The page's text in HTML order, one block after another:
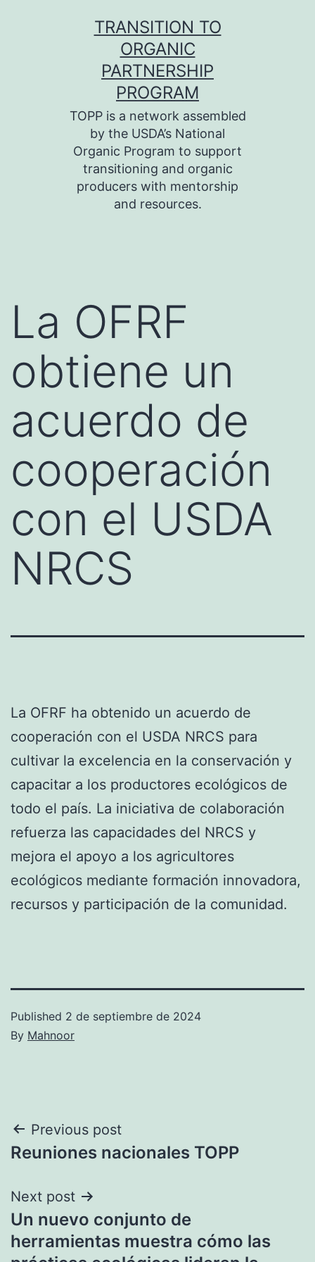
TRANSITION TO
ORGANIC
PARTNERSHIP
PROGRAM
TOPP is a network assembled
by the USDA’s National
Organic Program to support
transitioning and organic
producers with mentorship
and resources.
La OFRF
obtiene un
acuerdo de
cooperación
con el USDA
NRCS
La OFRF ha obtenido un acuerdo de
cooperación con el USDA NRCS para
cultivar la excelencia en la conservación y
capacitar a los productores ecológicos de
todo el país. La iniciativa de colaboración
refuerza las capacidades del NRCS y
mejora el apoyo a los agricultores
ecológicos mediante formación innovadora,
recursos y participación de la comunidad.
Published 2 de septiembre de 2024
By Mahnoor
Navegación
de
entradas
Previous post
Reuniones nacionales TOPP
Next post
Un nuevo conjunto de
herramientas muestra cómo las